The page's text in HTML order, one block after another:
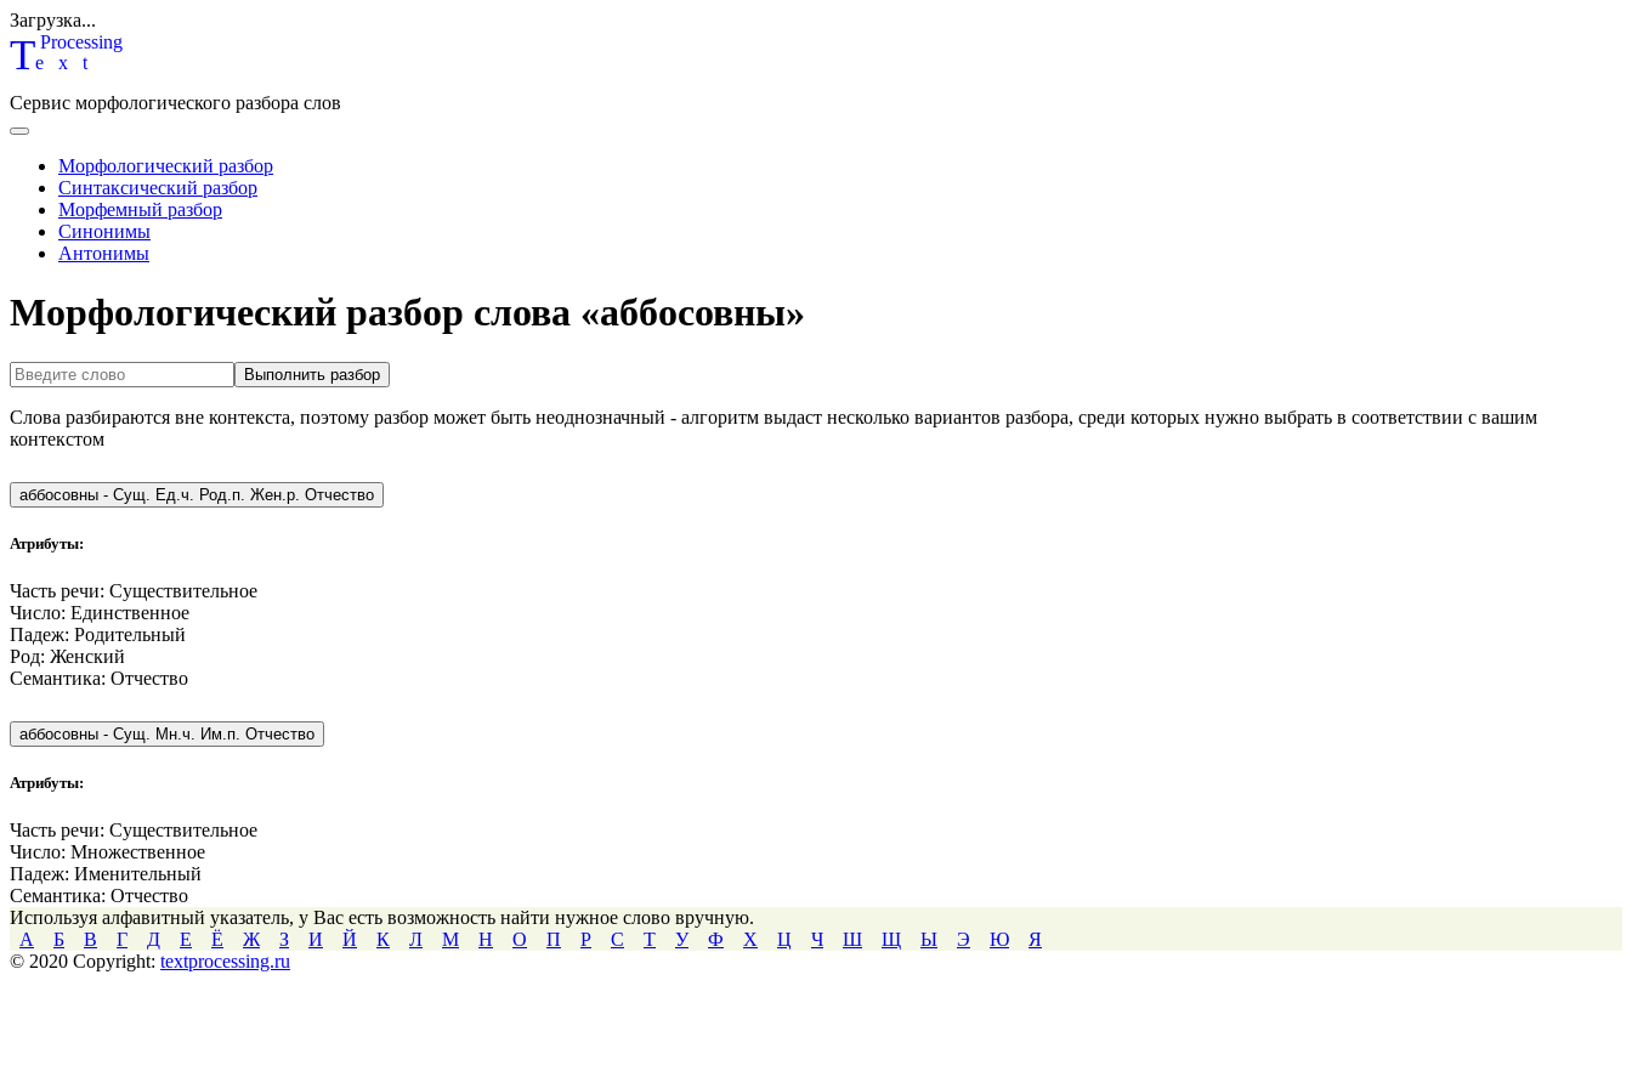
Загрузка...
Text
Processing
Сервис морфологического разбора слов
Морфологический разбор
Синтаксический разбор
Морфемный разбор
Синонимы
Антонимы
Морфологический разбор слова «аббосовны»
Выполнить разбор
Слова разбираются вне контекста, поэтому разбор может быть неоднозначный - алгоритм выдаст несколько вариантов разбора, среди которых нужно выбрать в соответствии с вашим
контекстом
аббосовны - Сущ. Ед.ч. Род.п. Жен.р. Отчество
Атрибуты:
Часть речи: Существительное
Число: Единственное
Падеж: Родительный
Род: Женский
Семантика: Отчество
аббосовны - Сущ. Мн.ч. Им.п. Отчество
Атрибуты:
Часть речи: Существительное
Число: Множественное
Падеж: Именительный
Семантика: Отчество
Используя алфавитный указатель, у Вас есть возможность найти нужное слово вручную.
А
Б В Г Д Е Ё Ж З И Й К Л М Н О П Р С Т У Ф Х Ц Ч Ш Щ Ы Э Ю
Я
© 2020 Copyright: textprocessing.ru